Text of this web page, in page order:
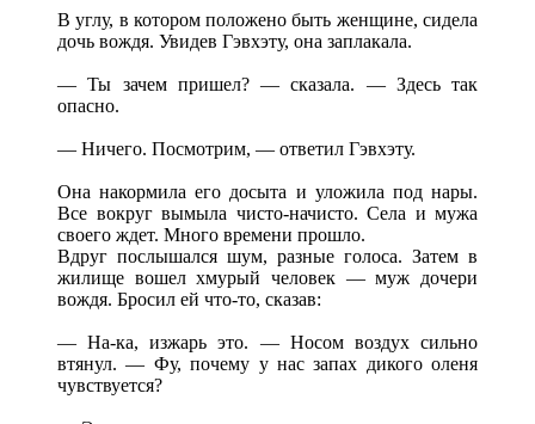
В углу, в котором положено быть женщине, сидела
дочь вождя. Увидев Гэвхэту, она заплакала.
— Ты зачем пришел? — сказала. — Здесь так
опасно.
— Ничего. Посмотрим, — ответил Гэвхэту.
Она накормила его досыта и уложила под нары.
Все вокруг вымыла чисто-начисто. Села и мужа
своего ждет. Много времени прошло.
Вдруг послышался шум, разные голоса. Затем в
жилище вошел хмурый человек — муж дочери
вождя. Бросил ей что-то, сказав:
— На-ка, изжарь это. — Носом воздух сильно
втянул. — Фу, почему у нас запах дикого оленя
чувствуется?